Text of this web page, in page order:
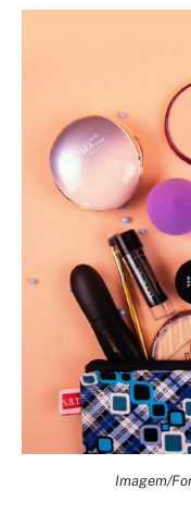
Imagem/